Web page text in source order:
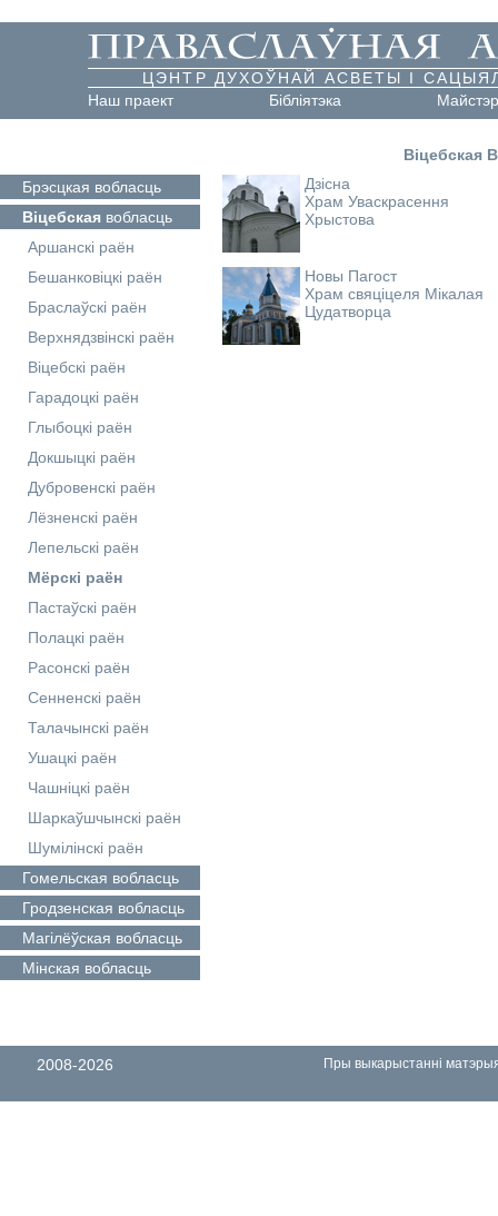
ЦЭНТР ДУХОЎНАЙ АСВЕТЫ І
Наш праект
Бібліятэка
Віцебская
Брэсцкая вобласць
Віцебская вобласць
Аршанскі раён
Бешанковіцкі раён
Браслаўскі раён
Верхнядзвінскі раён
Віцебскі раён
Гарадоцкі раён
Глыбоцкі раён
Докшыцкі раён
Дубровенскі раён
Лёзненскі раён
Лепельскі раён
Мёрскі раён
Пастаўскі раён
Полацкі раён
Расонскі раён
Сенненскі раён
Талачынскі раён
Ушацкі раён
Чашніцкі раён
Шаркаўшчынскі раён
Шумілінскі раён
Гомельская вобласць
Гродзенская вобласць
Магілёўская вобласць
Мінская вобласць
Дзісна
Храм Уваскрасення
Хрыстова
Новы Пагост
Храм свяціцеля Мікалая
Цудатворца
2008-2026 Пры выкарыстанні